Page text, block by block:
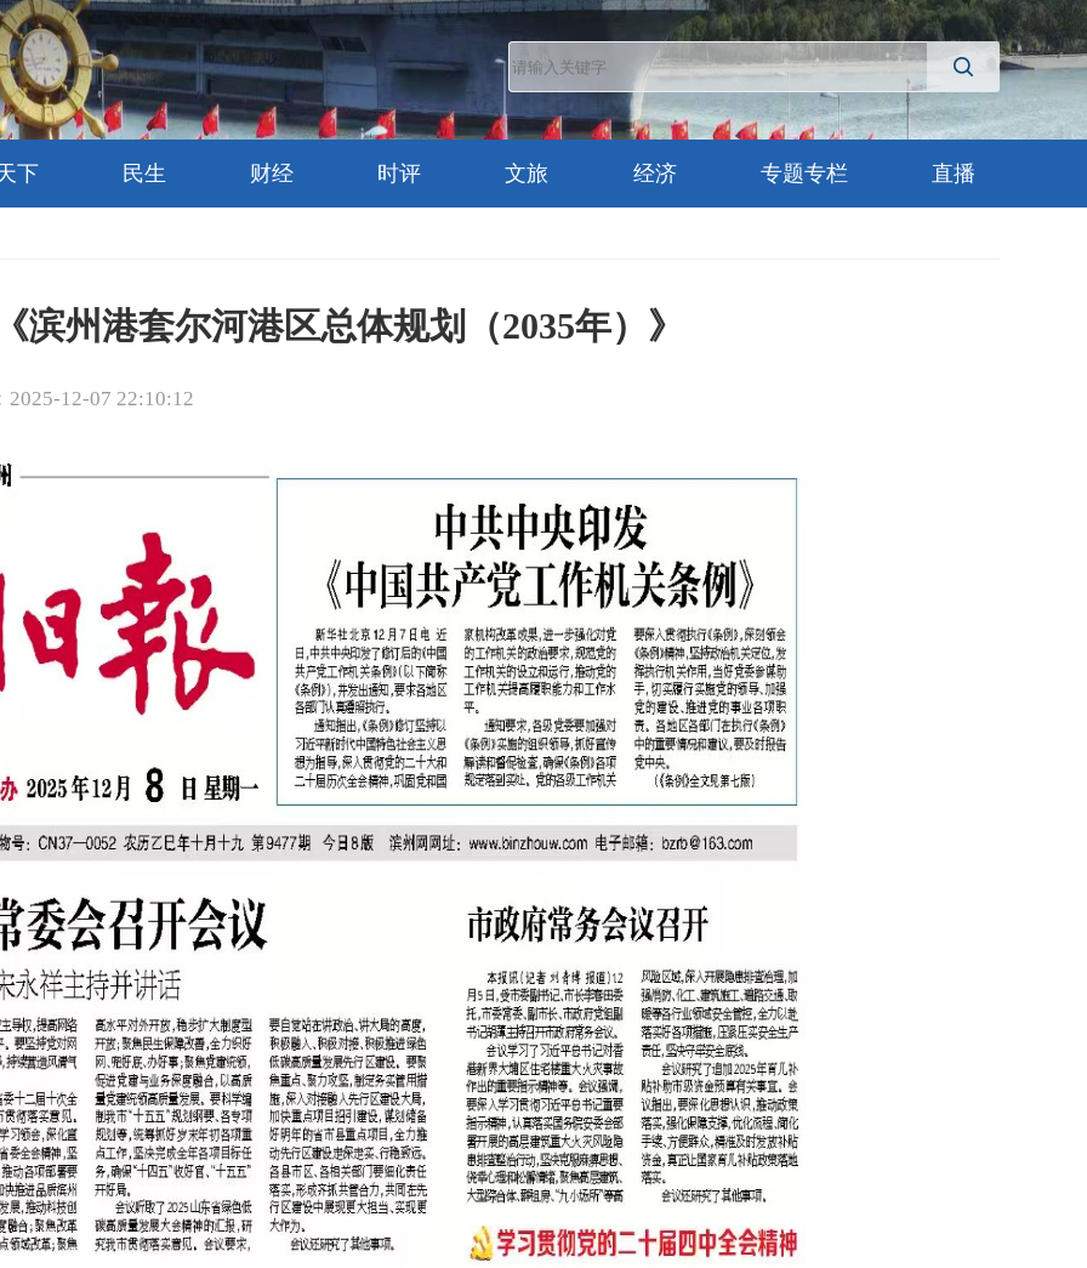
下 民生 财经 时评 文旅 经济 专题专栏 直播
滨州港套尔河港区总体规划（2035年）》
2025-12-07 22:10:12